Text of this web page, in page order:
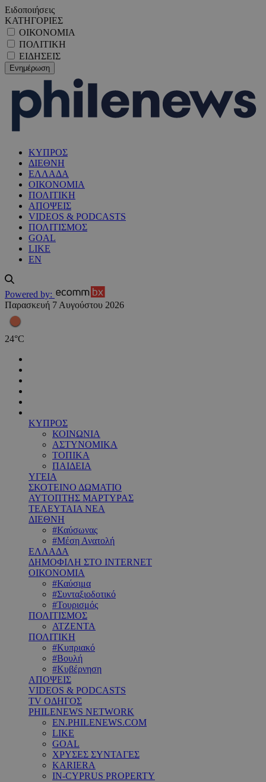
Ειδοποιήσεις
ΚΑΤΗΓΟΡΙΕΣ
ΟΙΚΟΝΟΜΙΑ
ΠΟΛΙΤΙΚΗ
ΕΙΔΗΣΕΙΣ
ΚΥΠΡΟΣ
ΔΙΕΘΝΗ
ΕΛΛΑΔΑ
ΟΙΚΟΝΟΜΙΑ
ΠΟΛΙΤΙΚΗ
ΑΠΟΨΕΙΣ
VIDEOS & PODCASTS
ΠΟΛΙΤΙΣΜΟΣ
GOAL
LIKE
EN
Powered by:
Παρασκευή 7 Αυγούστου 2026
24°C
ΚΥΠΡΟΣ
ΚΟΙΝΩΝΙΑ
ΑΣΤΥΝΟΜΙΚΑ
ΤΟΠΙΚΑ
ΠΑΙΔΕΙΑ
ΥΓΕΙΑ
ΣΚΟΤΕΙΝΟ ΔΩΜΑΤΙΟ
ΑΥΤΟΠΤΗΣ ΜΑΡΤΥΡΑΣ
ΤΕΛΕΥΤΑΙΑ ΝΕΑ
ΔΙΕΘΝΗ
#Καύσωνας
#Μέση Ανατολή
ΕΛΛΑΔΑ
ΔΗΜΟΦΙΛΗ ΣΤΟ INTERNET
ΟΙΚΟΝΟΜΙΑ
#Καύσιμα
#Συνταξιοδοτικό
#Τουρισμός
ΠΟΛΙΤΙΣΜΟΣ
ΑΤΖΕΝΤΑ
ΠΟΛΙΤΙΚΗ
#Κυπριακό
#Βουλή
#Κυβέρνηση
ΑΠΟΨΕΙΣ
VIDEOS & PODCASTS
TV ΟΔΗΓΟΣ
PHILENEWS NETWORK
EN.PHILENEWS.COM
LIKE
GOAL
ΧΡΥΣΕΣ ΣΥΝΤΑΓΕΣ
KARIERA
IN-CYPRUS PROPERTY